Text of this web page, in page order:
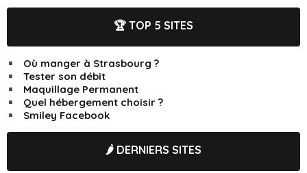
🏆 TOP 5 SITES
Où manger à Strasbourg ?
Tester son débit
Maquillage Permanent
Quel hébergement choisir ?
Smiley Facebook
🌶️ DERNIERS SITES